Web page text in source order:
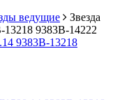
ведущие
Звезда
13218 9383B-14222